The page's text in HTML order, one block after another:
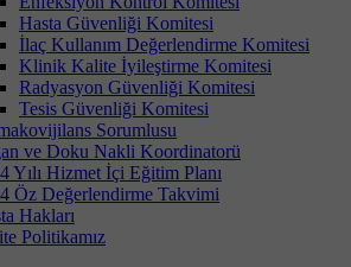
Hasta Güvenliği Komitesi
İlaç Kullanım Değerlendirme Komitesi
Klinik Kalite İyileştirme Komitesi
Radyasyon Güvenliği Komitesi
Tesis Güvenliği Komitesi
Sorumlusu
ve Doku Nakli Koordinatorü
Yılı Hizmet İçi Eğitim Planı
Öz Değerlendirme Takvimi
Hakları
Politikamız